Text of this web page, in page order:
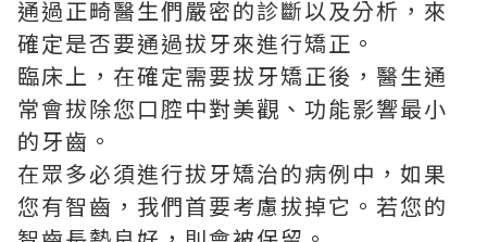
通過正畸醫生們嚴密的診斷以及分析，來
確定是否要通過拔牙來進行矯正。
臨床上，在確定需要拔牙矯正後，醫生通
常會拔除您口腔中對美觀、功能影響最小
的牙齒。
在眾多必須進行拔牙矯治的病例中，如果
您有智齒，我們首要考慮拔掉它。若您的